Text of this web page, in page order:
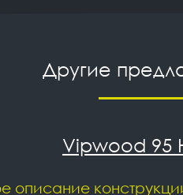
Другие
Vipwood 95
описание